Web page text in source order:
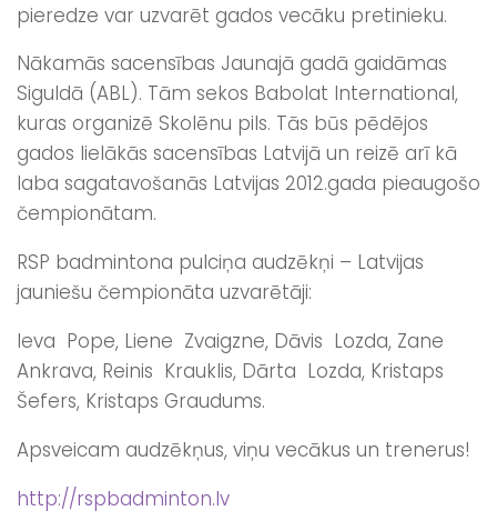
pieredze var uzvarēt gados vecāku pretinieku.
Nākamās sacensības Jaunajā gadā gaidāmas
Siguldā (ABL). Tām sekos Babolat International,
kuras organizē Skolēnu pils. Tās būs pēdējos
gados lielākās sacensības Latvijā un reizē arī kā
laba sagatavošanās Latvijas 2012.gada pieaugošo
čempionātam.
RSP badmintona pulciņa audzēkņi – Latvijas
jauniešu čempionāta uzvarētāji:
Ieva Pope, Liene Zvaigzne, Dāvis Lozda, Zane
Ankrava, Reinis Krauklis, Dārta Lozda, Kristaps
Šefers, Kristaps Graudums.
Apsveicam audzēkņus, viņu vecākus un trenerus!
http://rspbadminton.lv